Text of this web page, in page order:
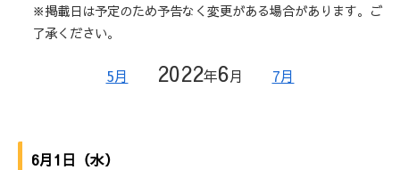
※掲載日は予定のため予告なく変更がある場合があります。ご
了承ください。
5月 2022年6月 7月
6月1日（水）